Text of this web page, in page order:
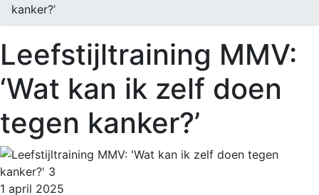
kanker?’
Leefstijltraining MMV:
‘Wat kan ik zelf doen
tegen kanker?’
1 april 2025